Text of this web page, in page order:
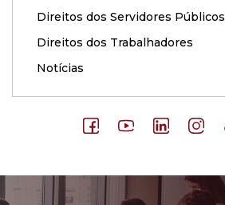
Direitos dos Servidores Públicos
Direitos dos Trabalhadores
Notícias